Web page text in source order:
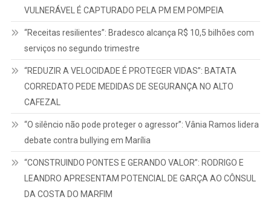
VULNERÁVEL É CAPTURADO PELA PM EM POMPEIA
“Receitas resilientes”: Bradesco alcança R$ 10,5 bilhões com
serviços no segundo trimestre
“REDUZIR A VELOCIDADE É PROTEGER VIDAS”: BATATA
CORREDATO PEDE MEDIDAS DE SEGURANÇA NO ALTO
CAFEZAL
“O silêncio não pode proteger o agressor”: Vânia Ramos lidera
debate contra bullying em Marília
“CONSTRUINDO PONTES E GERANDO VALOR”: RODRIGO E
LEANDRO APRESENTAM POTENCIAL DE GARÇA AO CÔNSUL
DA COSTA DO MARFIM